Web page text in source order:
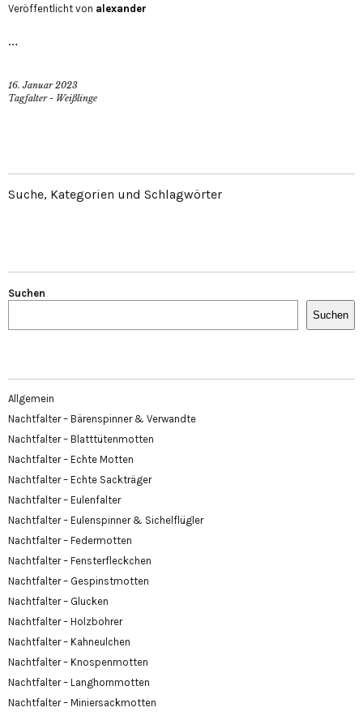
Veröffentlicht von alexander
…
16. Januar 2023
Tagfalter - Weißlinge
Suche, Kategorien und Schlagwörter
Suchen
Suchen
Allgemein
Nachtfalter – Bärenspinner & Verwandte
Nachtfalter – Blatttütenmotten
Nachtfalter – Echte Motten
Nachtfalter – Echte Sackträger
Nachtfalter – Eulenfalter
Nachtfalter – Eulenspinner & Sichelflügler
Nachtfalter – Federmotten
Nachtfalter – Fensterfleckchen
Nachtfalter – Gespinstmotten
Nachtfalter – Glucken
Nachtfalter – Holzbohrer
Nachtfalter – Kahneulchen
Nachtfalter – Knospenmotten
Nachtfalter – Langhornmotten
Nachtfalter – Miniersackmotten